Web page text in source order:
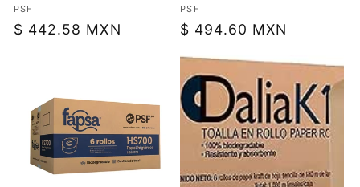
Proveedor:
PSF
Precio
$ 442.58 MXN
Proveedor:
PSF
Precio
$ 494.60 MXN